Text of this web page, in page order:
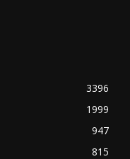
3396
1999
947
815